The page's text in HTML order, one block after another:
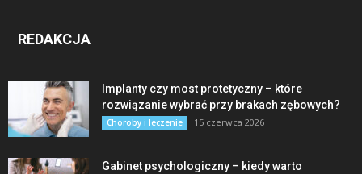
REDAKCJA
Implanty czy most protetyczny – które
rozwiązanie wybrać przy brakach zębowych?
Choroby i leczenie 15 czerwca 2026
Gabinet psychologiczny – kiedy warto